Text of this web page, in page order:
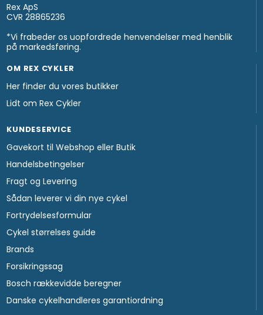
Rex ApS
CVR 28865236
*Vi frabeder os uopfordrede henvendelser med henblik
på markedsføring.
OM REX CYKLER
Her finder du vores butikker
Lidt om Rex Cykler
KUNDESERVICE
Gavekort til Webshop eller Butik
Handelsbetingelser
Fragt og Levering
Sådan leverer vi din nye cykel
Fortrydelsesformular
Cykel størrelses guide
Brands
Forsikringssag
Bosch rækkevidde beregner
Danske cykelhandleres garantiordning